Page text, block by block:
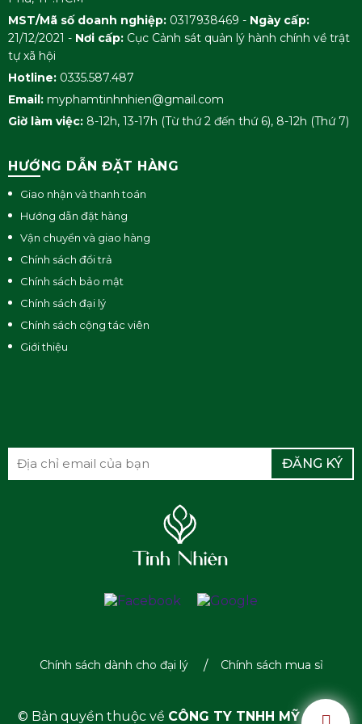
Tên gọi
Dầu Gội Thảo Mộc Gừng Sả
Hương thơm Kết hợp gừng và sả tự nhiên
Dạng chai
Đối tượng
sử dụng
Phù hợp với mọi loại tóc
Vấn đề
Lượng dùng
Cocamide DEA,
Polyquaternium-7, Decyl
Fragrance, Sodium Lactate,
PEG-7 Glyceryl Cocoate,
20, Acrylate Copolymer,
Extract, Rosmarinus Officinalis
Extract, Ocimum Gratissimum
MST/Mã số doanh nghiệp: 0317938469 - Ngày cấp:
21/12/2021 - Nơi cấp: Cục Cảnh sát quản lý hành chính về trật
tự xã hội
Hotline: 0335.587.487
Email: myphamtinhnhien@gmail.com
Giờ làm việc: 8-12h, 13-17h (Từ thứ 2 đến thứ 6), 8-12h (Thứ 7)
HƯỚNG DẪN ĐẶT HÀNG
Giao nhận và thanh toán
Hướng dẫn đặt hàng
Vận chuyển và giao hàng
Chính sách đổi trả
Chính sách bảo mật
Chính sách đại lý
Chính sách cộng tác viên
Giới thiệu
ĐĂNG KÝ
Chính sách dành cho đại lý Chính sách mua sỉ
© Bản quyền thuộc về CÔNG TY TNHH MỸ PHẨM